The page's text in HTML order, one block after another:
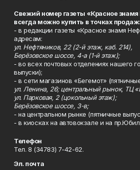
Свежий номер газеты «Красное
всегда можно купить в точках продаж:
- в редакции газеты «Красное знамя
адресам:
ул. Нефтяников, 22 (2-й этаж, каб. 214),
Берёзовское шоссе, 4-а (1-й этаж);
- во всех почтовых отделениях нашего
выпуски);
- в сети магазинов «Бегемот»
ул. Ленина, 26; центральный рынок, ТЦ
ул. Парковая, 2 (цокольный этаж);
Берёзовское шоссе, 3-в;
- на центральном рынке (пятничные
- в киосках на автовокзале и на
Телефон
Тел. 8 (34783) 7-42-62.
Эл. почта